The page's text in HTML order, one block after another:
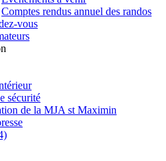
Comptes rendus annuel des randos
vous
sécurité
de la MJA st Maximin